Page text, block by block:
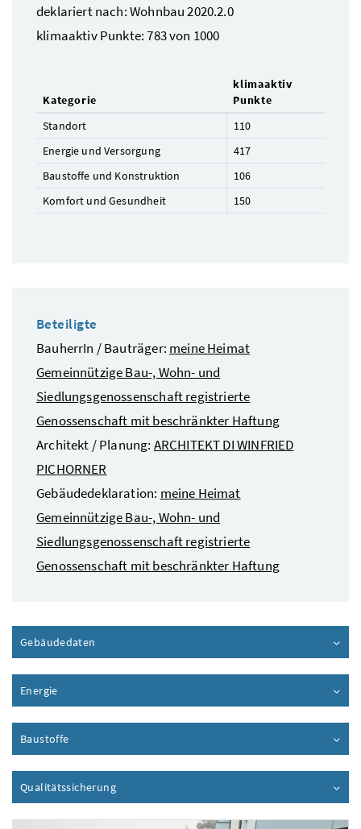
deklariert nach: Wohnbau 2020.2.0
klimaaktiv Punkte: 783 von 1000
Kategorie
klimaaktiv
Punkte
Standort
110
Energie und Versorgung
417
Baustoffe und Konstruktion
106
Komfort und Gesundheit
150
Beteiligte
BauherrIn / Bauträger: meine Heimat
Gemeinnützige Bau-, Wohn- und
Siedlungsgenossenschaft registrierte
Genossenschaft mit beschränkter Haftung
Architekt / Planung: ARCHITEKT DI WINFRIED
PICHORNER
Gebäudedeklaration: meine Heimat
Gemeinnützige Bau-, Wohn- und
Siedlungsgenossenschaft registrierte
Genossenschaft mit beschränkter Haftung
Gebäudedaten
Energie
Baustoffe
QualitätssicherungInhalt aufklappen